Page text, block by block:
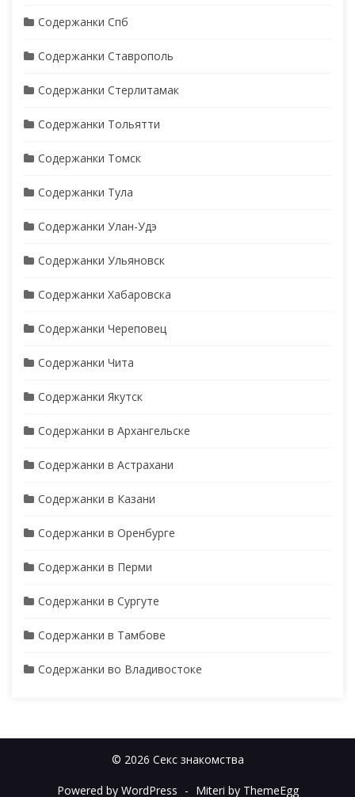
Содержанки Спб
Содержанки Ставрополь
Содержанки Стерлитамак
Содержанки Тольятти
Содержанки Томск
Содержанки Тула
Содержанки Улан-Удэ
Содержанки Ульяновск
Содержанки Хабаровска
Содержанки Череповец
Содержанки Чита
Содержанки Якутск
Содержанки в Архангельске
Содержанки в Астрахани
Содержанки в Казани
Содержанки в Оренбурге
Содержанки в Перми
Содержанки в Сургуте
Содержанки в Тамбове
Содержанки во Владивостоке
© 2026 Секс знакомства
Powered by WordPress - Miteri by ThemeEgg